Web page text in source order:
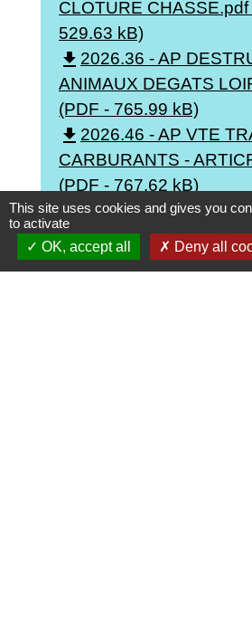
CLOTURE CHASSE.pdf
529.63 kB)
file_download 2026.36 - AP
ANIMAUX DEGATS
(PDF - 765.99 kB)
file_download 2026.46 - AP VTE
CARBURANTS -
(PDF - 767.62 kB)
file_download2026.51 - ARRETE
ET TRANSPORT
CARBURANTS
This site uses cookies and gives you
to activate
OK, accept all
Deny all